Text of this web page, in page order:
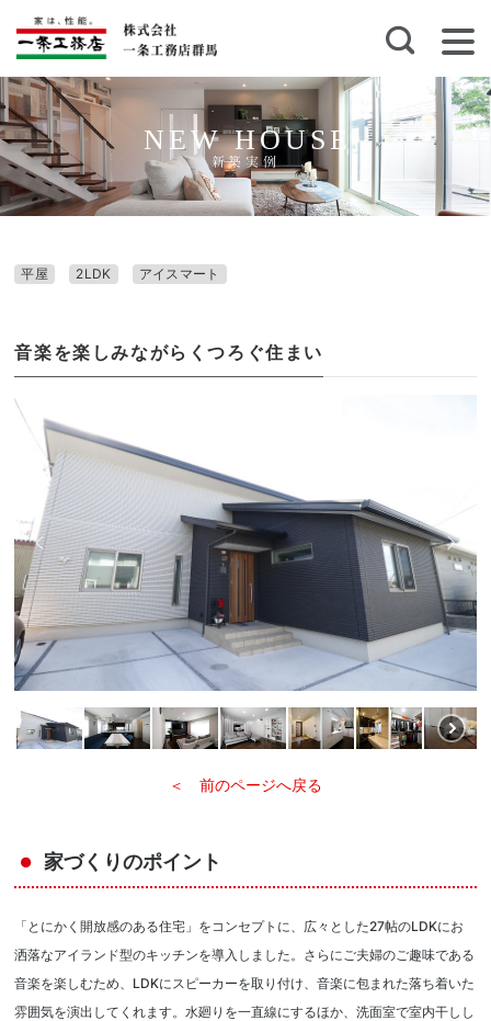
NEW HOUSE
新築実例
平屋 2LDK アイスマート
音楽を楽しみながらくつろぐ住まい
＜ 前のページへ戻る
家づくりのポイント
「とにかく開放感のある住宅」をコンセプトに、広々とした27帖のLDKにお
洒落なアイランド型のキッチンを導入しました。さらにご夫婦のご趣味である
音楽を楽しむため、LDKにスピーカーを取り付け、音楽に包まれた落ち着いた
雰囲気を演出してくれます。水廻りを一直線にするほか、洗面室で室内干しし